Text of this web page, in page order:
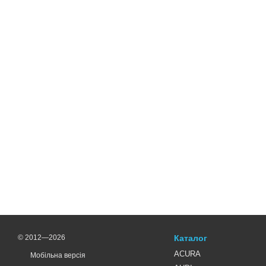
© 2012—2026
Мобільна версія
Каталог
ACURA